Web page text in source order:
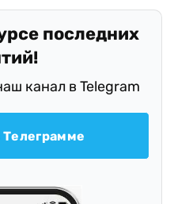
последних
канал в Telegram
Телеграмме